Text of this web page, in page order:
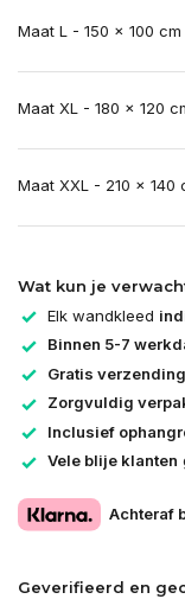
Maat L - 150 x 100 cm
Maat XL - 180 x 120
Maat XXL - 210 x 140
Wat kun je
Elk wandkleed
Binnen 5-7
Gratis verzending
Zorgvuldig
Inclusief
Vele blije klanten
Achteraf
Geverifieerd en